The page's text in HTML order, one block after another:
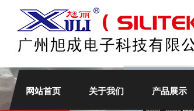
网站首页 关于我们 产品展示